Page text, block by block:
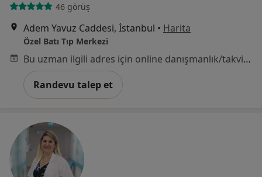
46 görüş
Adem Yavuz Caddesi, İstanbul • Harita
Özel Batı Tıp Merkezi
Bu uzman ilgili adres için online danışmanlık/takvim sunmuyor.
Randevu talep et